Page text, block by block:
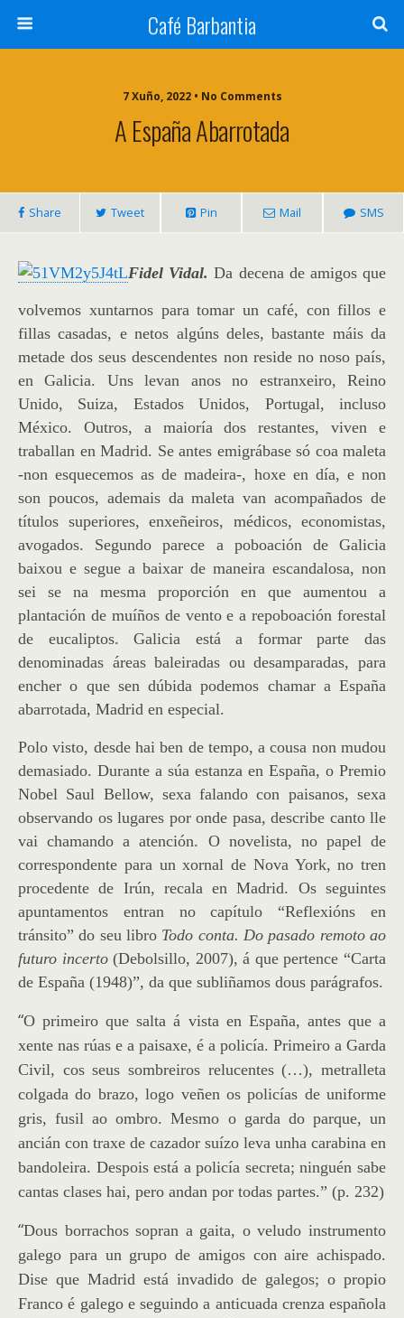
Café Barbantia
7 Xuño, 2022 • No Comments
A España Abarrotada
Share Tweet Pin Mail SMS
Fidel Vidal.Da decena de amigos que
volvemos xuntarnos para tomar un café, con fillos e
fillas casadas, e netos algúns deles, bastante máis da
metade dos seus descendentes non reside no noso país,
en Galicia. Uns levan anos no estranxeiro, Reino
Unido, Suiza, Estados Unidos, Portugal, incluso
México. Outros, a maioría dos restantes, viven e
traballan en Madrid. Se antes emigrábase só coa maleta
-non esquecemos as de madeira-, hoxe en día, e non
son poucos, ademais da maleta van acompañados de
títulos superiores, enxeñeiros, médicos, economistas,
avogados. Segundo parece a poboación de Galicia
baixou e segue a baixar de maneira escandalosa, non
sei se na mesma proporción en que aumentou a
plantación de muíños de vento e a repoboación forestal
de eucaliptos. Galicia está a formar parte das
denominadas áreas baleiradas ou desamparadas, para
encher o que sen dúbida podemos chamar a España
abarrotada, Madrid en especial.
Polo visto, desde hai ben de tempo, a cousa non mudou
demasiado. Durante a súa estanza en España, o Premio
Nobel Saul Bellow, sexa falando con paisanos, sexa
observando os lugares por onde pasa, describe canto lle
vai chamando a atención. O novelista, no papel de
correspondente para un xornal de Nova York, no tren
procedente de Irún, recala en Madrid. Os seguintes
apuntamentos entran no capítulo “Reflexións en
tránsito” do seu libro Todo conta. Do pasado remoto ao
futuro incerto(Debolsillo, 2007), á que pertence “Carta
de España (1948)”, da que subliñamos dous parágrafos.
“O primeiro que salta á vista en España, antes que a
xente nas rúas e a paisaxe, é a policía. Primeiro a Garda
Civil, cos seus sombreiros relucentes (…), metralleta
colgada do brazo, logo veñen os policías de uniforme
gris, fusil ao ombro. Mesmo o garda do parque, un
ancián con traxe de cazador suízo leva unha carabina en
bandoleira. Despois está a policía secreta; ninguén sabe
cantas clases hai, pero andan por todas partes.” (p. 232)
“Dous borrachos sopran a gaita, o veludo instrumento
galego para un grupo de amigos con aire achispado.
Dise que Madrid está invadido de galegos; o propio
Franco é galego e seguindo a anticuada crenza española